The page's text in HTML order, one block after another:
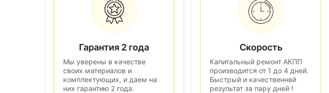
Гарантия 2 года
Мы уверены в качестве
своих материалов и
комплектующих, и даем на
них гарантию 2 года.
Скорость
Капитальный ремонт АКПП
производится от 1 до 4 дней.
Быстрый и качественнвй
результат за пару дней !